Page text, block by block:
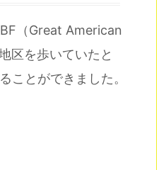
（Great American
区を歩いていたと
ことができました。